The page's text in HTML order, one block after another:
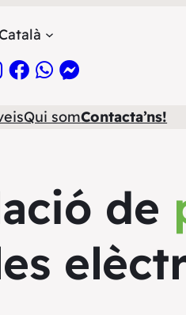
Qui somContacta’ns!
de